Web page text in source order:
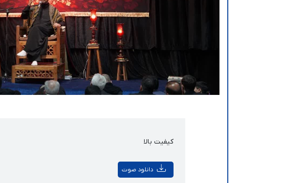
کیفیت بالا
دانلود صوت